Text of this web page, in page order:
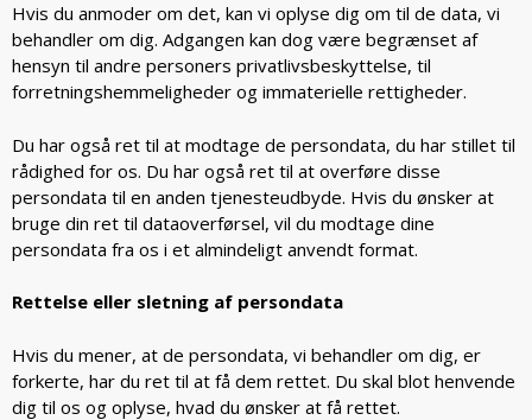
Hvis du anmoder om det, kan vi oplyse dig om til de data, vi
behandler om dig. Adgangen kan dog være begrænset af
hensyn til andre personers privatlivsbeskyttelse, til
forretningshemmeligheder og immaterielle rettigheder.
Du har også ret til at modtage de persondata, du har stillet til
rådighed for os. Du har også ret til at overføre disse
persondata til en anden tjenesteudbyde. Hvis du ønsker at
bruge din ret til dataoverførsel, vil du modtage dine
persondata fra os i et almindeligt anvendt format.
Rettelse eller sletning af persondata
Hvis du mener, at de persondata, vi behandler om dig, er
forkerte, har du ret til at få dem rettet. Du skal blot henvende
dig til os og oplyse, hvad du ønsker at få rettet.